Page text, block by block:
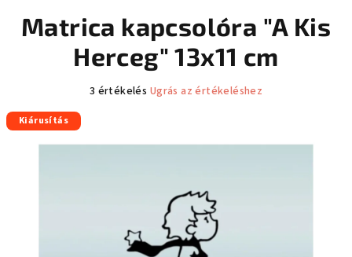
tartalomhoz
Matrica kapcsolóra "A Kis
Herceg" 13x11 cm
A
3 értékelés Ugrás az értékeléshez
Kiárusítás